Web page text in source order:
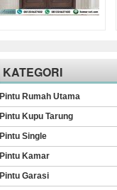
KATEGORI
Pintu Rumah Utama
Pintu Kupu Tarung
Pintu Single
Pintu Kamar
Pintu Garasi